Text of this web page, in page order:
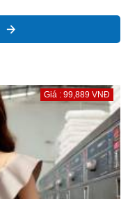
Giá : 99,889 VNĐ